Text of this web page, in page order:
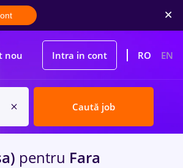
nou Intra in cont RO EN
Caută job
pentru Fara